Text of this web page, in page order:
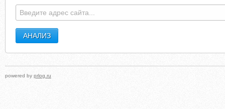
powered by prlog.ru